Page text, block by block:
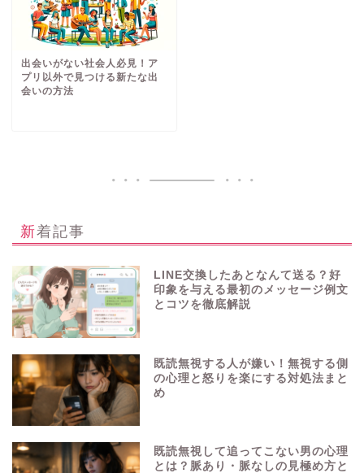
出会いがない社会人必見！ア
プリ以外で見つける新たな出
会いの方法
新着記事
LINE交換したあとなんて送る？好
印象を与える最初のメッセージ例文
とコツを徹底解説
既読無視する人が嫌い！無視する側
の心理と怒りを楽にする対処法まと
め
既読無視して追ってこない男の心理
とは？脈あり・脈なしの見極め方と